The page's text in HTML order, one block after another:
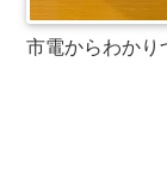
市電からわかり